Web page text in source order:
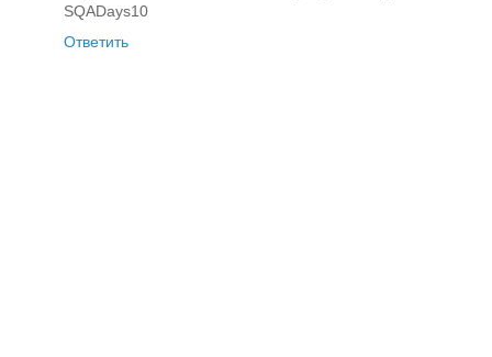
SQADays10
Ответить